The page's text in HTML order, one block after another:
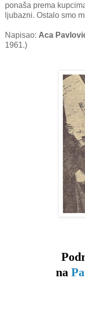
ponaša prema
ljubazni. Ostalo smo
Napisao: Aca
1961.)
na